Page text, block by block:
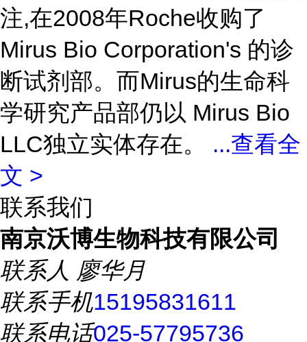
注,在2008年Roche收购了
Mirus Bio Corporation's 的诊
断试剂部。而Mirus的生命科
学研究产品部仍以 Mirus Bio
LLC独立实体存在。 ...查看全
文 >
联系我们
南京沃博生物科技有限公司
联系人 廖华月
联系手机15195831611
联系电话025-57795736